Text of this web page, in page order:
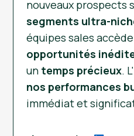
nouveaux prospects
segments ultra-
équipes sales
opportunités
un temps précieux. L'
nos performances
immédiat et